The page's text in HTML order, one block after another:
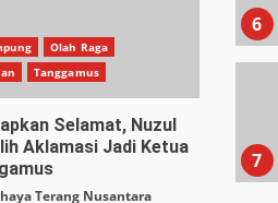
Olah Raga
Tanggamus
Selamat, Nuzul
Aklamasi Jadi Ketua
6
7